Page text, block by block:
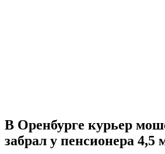
В Оренбурге курьер
забрал у пенсионера 4,5